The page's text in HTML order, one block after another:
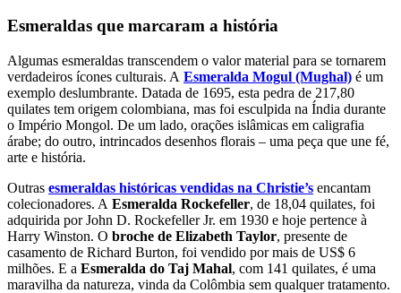
Esmeraldas que marcaram a história
Algumas esmeraldas transcendem o valor material para se tornarem
verdadeiros ícones culturais. A Esmeralda Mogul (Mughal) é um
exemplo deslumbrante. Datada de 1695, esta pedra de 217,80
quilates tem origem colombiana, mas foi esculpida na Índia durante
o Império Mongol. De um lado, orações islâmicas em caligrafia
árabe; do outro, intrincados desenhos florais – uma peça que une fé,
arte e história.
Outras esmeraldas históricas vendidas na Christie’s encantam
colecionadores. A Esmeralda Rockefeller, de 18,04 quilates, foi
adquirida por John D. Rockefeller Jr. em 1930 e hoje pertence à
Harry Winston. O broche de Elizabeth Taylor, presente de
casamento de Richard Burton, foi vendido por mais de US$ 6
milhões. E a Esmeralda do Taj Mahal, com 141 quilates, é uma
maravilha da natureza, vinda da Colômbia sem qualquer tratamento.